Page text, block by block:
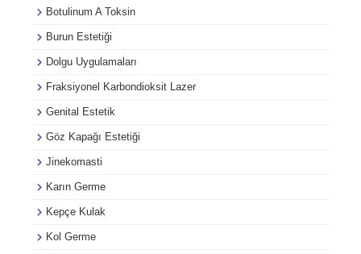
Botulinum A Toksin
Burun Estetiği
Dolgu Uygulamaları
Fraksiyonel Karbondioksit Lazer
Genital Estetik
Göz Kapağı Estetiği
Jinekomasti
Karın Germe
Kepçe Kulak
Kol Germe